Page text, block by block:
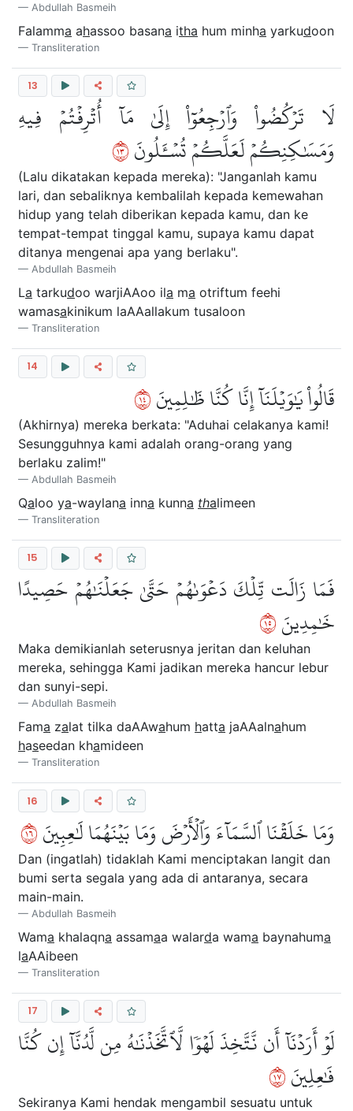
Abdullah Basmeih
Falamma ahassoo basana itha hum minha yarkudoon
Transliteration
13
لَا تَرۡكُضُواْ وَٱرۡجِعُوٓاْ إِلَىٰ مَآ أُتۡرِفۡتُمۡ فِيهِ
وَمَسَٰكِنِكُمۡ لَعَلَّكُمۡ تُسۡـَٔلُونَ٣١
(Lalu dikatakan kepada mereka): "Janganlah kamu
lari, dan sebaliknya kembalilah kepada kemewahan
hidup yang telah diberikan kepada kamu, dan ke
tempat-tempat tinggal kamu, supaya kamu dapat
ditanya mengenai apa yang berlaku".
Abdullah Basmeih
La tarkudoo warjiAAoo ila ma otriftum feehi
wamasakinikum laAAallakum tusaloon
Transliteration
14
قَالُواْ يَٰوَيۡلَنَآ إِنَّا كُنَّا ظَٰلِمِينَ٤١
(Akhirnya) mereka berkata: "Aduhai celakanya kami!
Sesungguhnya kami adalah orang-orang yang
berlaku zalim!"
Abdullah Basmeih
Qaloo ya-waylana inna kunna thalimeen
Transliteration
15
فَمَا زَالَت تِّلۡكَ دَعۡوَىٰهُمۡ حَتَّىٰ جَعَلۡنَٰهُمۡ حَصِيدًا
خَٰمِدِينَ٥١
Maka demikianlah seterusnya jeritan dan keluhan
mereka, sehingga Kami jadikan mereka hancur lebur
dan sunyi-sepi.
Abdullah Basmeih
Fama zalat tilka daAAwahum hatta jaAAalnahum
haseedan khamideen
Transliteration
16
وَمَا خَلَقۡنَا ٱلسَّمَآءَ وَٱلۡأَرۡضَ وَمَا بَيۡنَهُمَا لَٰعِبِينَ٦١
Dan (ingatlah) tidaklah Kami menciptakan langit dan
bumi serta segala yang ada di antaranya, secara
main-main.
Abdullah Basmeih
Wama khalaqna assamaa walarda wama baynahuma
laAAibeen
Transliteration
17
لَوۡ أَرَدۡنَآ أَن نَّتَّخِذَ لَهۡوٗا لَّٱتَّخَذۡنَٰهُ مِن لَّدُنَّآ إِن كُنَّا
فَٰعِلِينَ٧١
Sekiranya Kami hendak mengambil sesuatu untuk